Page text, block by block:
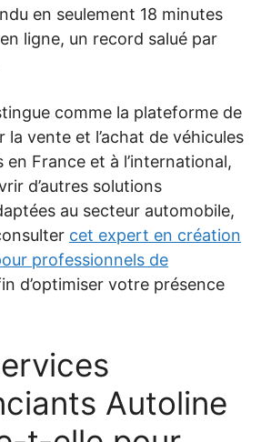
en seulement 18 minutes
ligne, un record salué par
comme la plateforme de
la vente et l’achat de véhicules
en France et à l’international,
d’autres solutions
au secteur automobile,
cet expert en création
professionnels de
d’optimiser votre présence
Autoline